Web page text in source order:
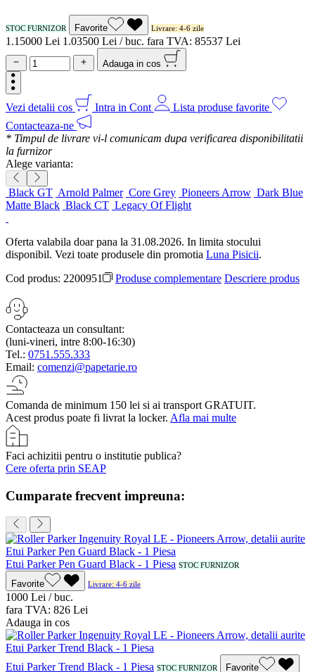
STOC FURNIZOR Favorite Livrare: 4-6 zile
1.15000 Lei 1.03500 Lei / buc. fara TVA: 85537 Lei
Adauga in cos
Vezi detalii cos Intra in Cont
Lista produse favorite
Contacteaza-ne
* Timpul de livrare vi-l comunicam dupa verificarea disponibilitatii
la furnizor
Alege varianta:
Black GT Arnold Palmer Core Grey Pioneers Arrow Dark Blue
Matte Black Black CT Legacy Of Flight
Oferta valabila doar pana la 31.08.2026. In limita stocului
disponibil. Vezi toate produsele din promotia Luna Pisicii.
Cod produs: 2200951 Produse complementare Descriere produs
Contacteaza un consultant:
(luni-vineri, intre 8:00-16:30)
Tel.: 0751.555.333
Email: comenzi@papetarie.ro
Comanda de minimum 150 lei si ai transport GRATUIT.
Acest produs poate fi livrat la locker. Afla mai multe
Faci achizitii pentru o institutie publica?
Cere oferta prin SEAP
Cumparate frecvent impreuna:
Etui Parker Pen Guard Black - 1 Piesa STOC FURNIZOR
Favorite Livrare: 4-6 zile
1000 Lei / buc.
fara TVA: 826 Lei
Adauga in cos
Etui Parker Trend Black - 1 Piesa STOC FURNIZOR Favorite